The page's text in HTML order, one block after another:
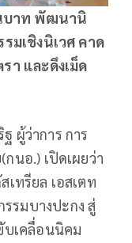
บาท พัฒนานิ
มเชิงนิเวศ คาด
า และดึงเม็ด
ผู้ว่าการ การ
นอ.) เปิดเผยว่า
ทรียล เอสเตท
รมบางปะกง สู่
บเคลื่อนนิคม